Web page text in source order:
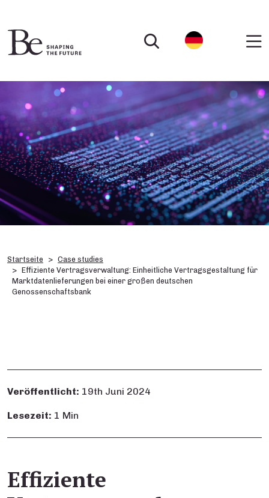
Startseite
Case studies
Effiziente Vertragsverwaltung: Einheitliche Vertragsgestaltung für
Marktdatenlieferungen bei einer großen deutschen
Genossenschaftsbank
Veröffentlicht: 19th Juni 2024
Lesezeit: 1 Min
Effiziente